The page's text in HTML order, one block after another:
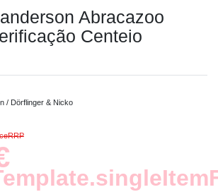
Abracazoo
Centeio
/ Dörflinger & Nicko